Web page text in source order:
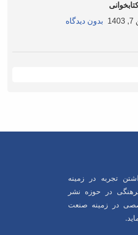
بدون دیدگاه
تجربه در زمینه
در حوزه نشر
در زمینه صنعت